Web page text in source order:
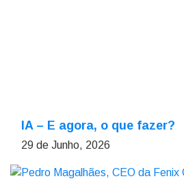
IA – E agora, o que fazer?
29 de Junho, 2026